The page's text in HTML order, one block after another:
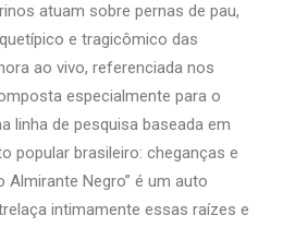
atuam sobre pernas de pau,
e tragicômico das
ao vivo, referenciada nos
especialmente para o
linha de pesquisa baseada em
popular brasileiro: cheganças e
Almirante Negro” é um auto
intimamente essas raízes e